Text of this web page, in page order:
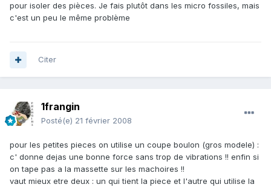
pour isoler des pièces. Je fais plutôt dans les micro fossiles, mais
c'est un peu le même problème
Citer
1frangin
Posté(e) 21 février 2008
pour les petites pieces on utilise un coupe boulon (gros modele) :
c' donne dejas une bonne force sans trop de vibrations !! enfin si
on tape pas a la massette sur les machoires !!
vaut mieux etre deux : un qui tient la piece et l'autre qui utilise la